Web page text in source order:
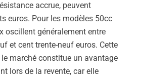
accrue, peuvent
euros. Pour les modèles 50cc
oscillent généralement entre
et cent trente-neuf euros. Cette
marché constitue un avantage
lors de la revente, car elle